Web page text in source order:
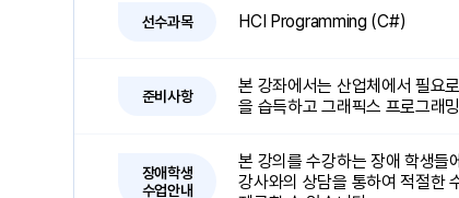
선수과목 HCI Programming (C#)
준비사항
본 강좌에서는 산업체에서 필요
을 습득하고 그래픽스 프로그래
장애학생
수업안내
본 강의를 수강하는 장애 학생들
강사와의 상담을 통하여 적절한